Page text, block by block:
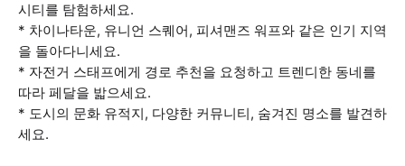
시티를 탐험하세요.
* 차이나타운, 유니언 스퀘어, 피셔맨즈 워프와 같은 인기 지역
을 돌아다니세요.
* 자전거 스태프에게 경로 추천을 요청하고 트렌디한 동네를
따라 페달을 밟으세요.
* 도시의 문화 유적지, 다양한 커뮤니티, 숨겨진 명소를 발견하
세요.